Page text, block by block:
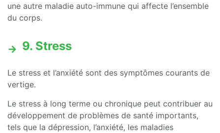
une autre maladie auto-immune qui affecte l’ensemble
du corps.
9. Stress
Le stress et l’anxiété sont des symptômes courants de
vertige.
Le stress à long terme ou chronique peut contribuer au
développement de problèmes de santé importants,
tels que la dépression, l’anxiété, les maladies